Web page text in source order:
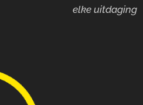
elke uitdaging